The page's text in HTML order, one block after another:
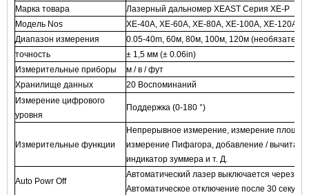
Марка товара
Лазерный дальномер XEAST Серия XE-P
Модель Nos
XE-40A, XE-60A, XE-80A, XE-100A, XE-120A
Диапазон измерения
0.05-40m, 60м, 80м, 100м, 120м
точность
± 1,5 мм (± 0.06in)
Измерительные приборы
м / в / фут
Хранилище данных
20 Воспоминаний
Измерение цифрового
уровня
Поддержка (0-180 °)
Измерительные функции
Непрерывное измерение, измерение
измерение Пифагора, добавление /
индикатор зуммера и т. Д.
Auto Powr Off
Автоматический лазер выключается через 30
Автоматическое отключение после 30 секунд